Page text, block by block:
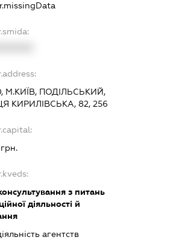
М.КИЇВ, ПОДІЛЬСЬКИЙ,
КИРИЛІВСЬКА, 82, 256
з питань
діяльності й
агентств